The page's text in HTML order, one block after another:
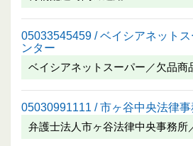
05033545459 / ベイシアネット
ンター
ベイシアネットスーパー／欠品商
05030991111 / 市ヶ谷中央法律
弁護士法人市ヶ谷法律中央事務